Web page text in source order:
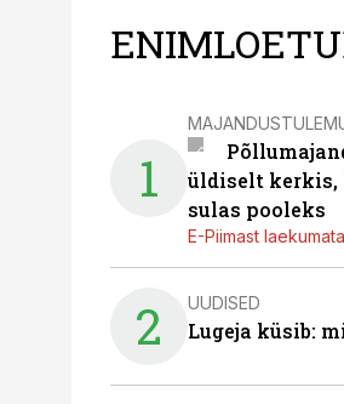
1
üldiselt kerkis,
sulas pooleks
E-Piimast
2 UUDISED
Lugeja küsib: